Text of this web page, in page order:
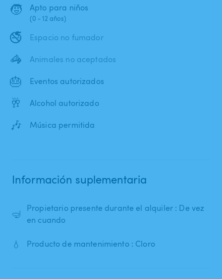
🧒 Apto para niños
(0 - 12 años)
🚭 Espacio no fumador
🦓 Animales no aceptados
🎂 Eventos autorizados
🥂 Alcohol autorizado
🎶 Música permitida
Información suplementaria
🤿
Propietario presente durante el alquiler : De vez
en cuando
💧 Producto de mantenimiento : Cloro